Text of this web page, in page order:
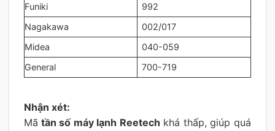
Funiki
992
Nagakawa
002/017
Midea
040-059
General
700-719
Nhận xét:
Mã tần số máy lạnh Reetech khá thấp, giúp quá